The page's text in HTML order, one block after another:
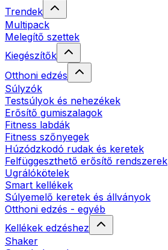
Trendek
Multipack
Melegítő szettek
Kiegészítők
Otthoni edzés
Súlyzók
Testsúlyok és nehezékek
Erősítő gumiszalagok
Fitness labdák
Fitness szőnyegek
Húzódzkodó rudak és keretek
Felfüggeszthető erősítő rendszerek
Ugrálókötelek
Smart kellékek
Súlyemelő keretek és állványok
Otthoni edzés - egyéb
Kellékek edzéshez
Shaker